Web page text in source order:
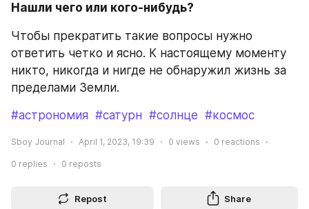
Нашли чего или кого-нибудь?
Чтобы прекратить такие вопросы нужно
ответить четко и ясно. К настоящему моменту
никто, никогда и нигде не обнаружил жизнь за
пределами Земли.
#астрономия #сатурн #солнце #космос
Sboy Journal April 1, 2023, 19:39 0 views 0 reactions
0 replies 0 reposts
Repost Share